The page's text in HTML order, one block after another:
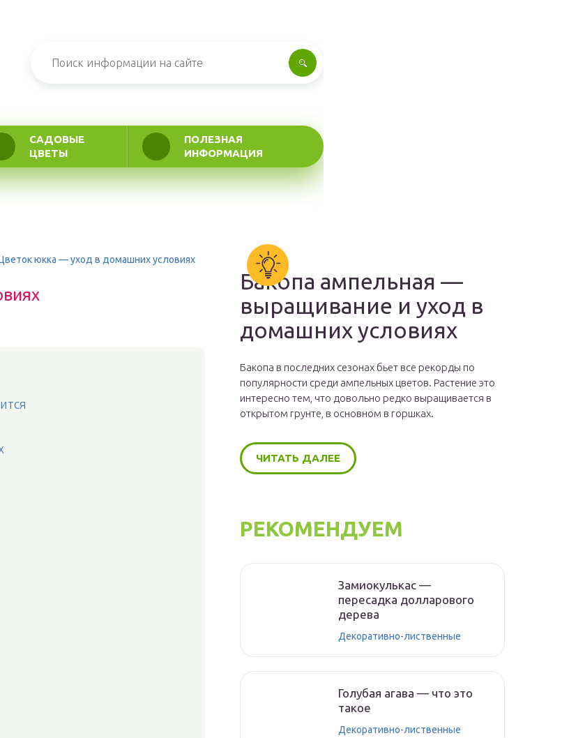
САДОВЫЕ
ЦВЕТЫ
ПОЛЕЗНАЯ
ИНФОРМАЦИЯ
юкка — уход в домашних условиях
Бакопа ампельная —
выращивание и уход в
домашних условиях
Бакопа в последних сезонах бьет все рекорды по
популярности среди ампельных цветов. Растение это
интересно тем, что довольно редко выращивается в
открытом грунте, в основном в горшках.
ЧИТАТЬ ДАЛЕЕ
РЕКОМЕНДУЕМ
Замиокулькас —
пересадка долларового
дерева
Декоративно-лиственные
Голубая агава — что это
такое
Декоративно-лиственные